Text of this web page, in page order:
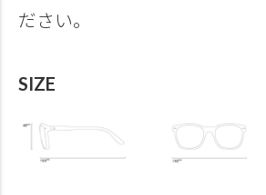
ださい。
SIZE